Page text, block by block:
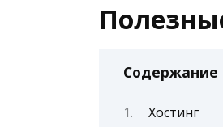
Содержание
Хостинг